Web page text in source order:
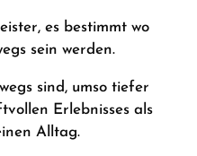
es bestimmt wo
sein werden.
sind, umso tiefer
Erlebnisses als
Alltag.